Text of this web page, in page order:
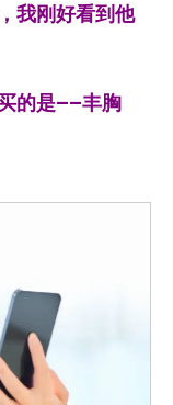
我刚好看到他
的是——丰胸